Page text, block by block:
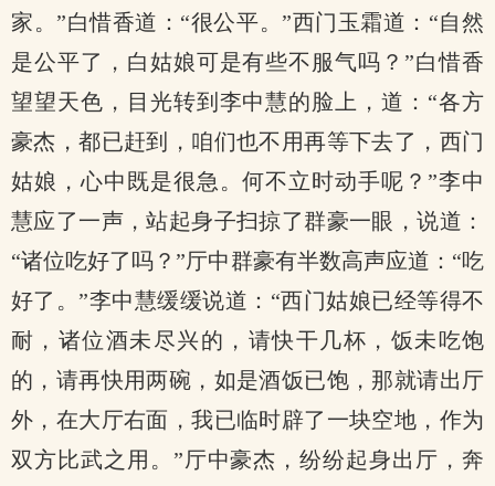
家。”白惜香道：“很公平。”西门玉霜道：“自然
是公平了，白姑娘可是有些不服气吗？”白惜香
望望天色，目光转到李中慧的脸上，道：“各方
豪杰，都已赶到，咱们也不用再等下去了，西门
姑娘，心中既是很急。何不立时动手呢？”李中
慧应了一声，站起身子扫掠了群豪一眼，说道：
“诸位吃好了吗？”厅中群豪有半数高声应道：“吃
好了。”李中慧缓缓说道：“西门姑娘已经等得不
耐，诸位酒未尽兴的，请快干几杯，饭未吃饱
的，请再快用两碗，如是酒饭已饱，那就请出厅
外，在大厅右面，我已临时辟了一块空地，作为
双方比武之用。”厅中豪杰，纷纷起身出厅，奔